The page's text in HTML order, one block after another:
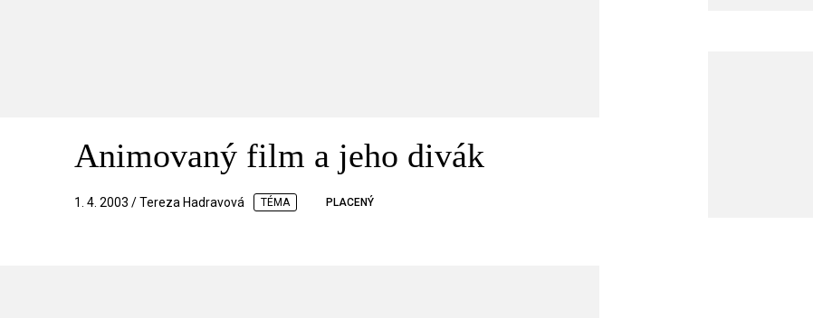
Animovaný film a jeho divák
1. 4. 2003 / Tereza Hadravová TÉMA PLACENÝ